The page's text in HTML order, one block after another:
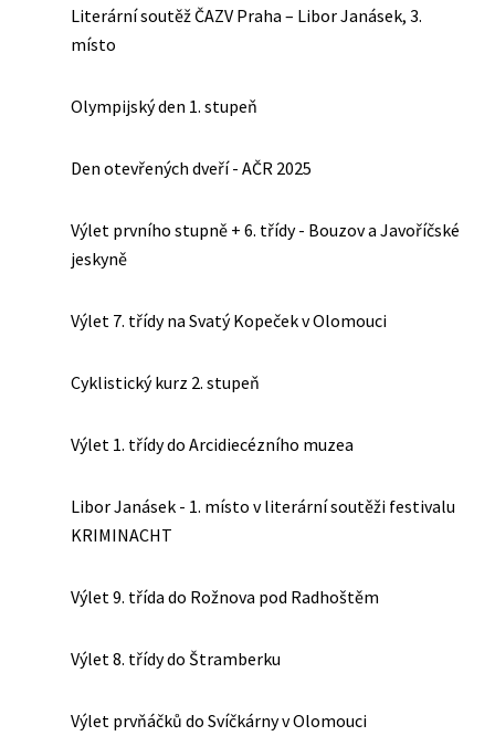
Literární soutěž ČAZV Praha – Libor Janásek, 3.
místo
Olympijský den 1. stupeň
Den otevřených dveří - AČR 2025
Výlet prvního stupně + 6. třídy - Bouzov a Javoříčské
jeskyně
Výlet 7. třídy na Svatý Kopeček v Olomouci
Cyklistický kurz 2. stupeň
Výlet 1. třídy do Arcidiecézního muzea
Libor Janásek - 1. místo v literární soutěži festivalu
KRIMINACHT
Výlet 9. třída do Rožnova pod Radhoštěm
Výlet 8. třídy do Štramberku
Výlet prvňáčků do Svíčkárny v Olomouci